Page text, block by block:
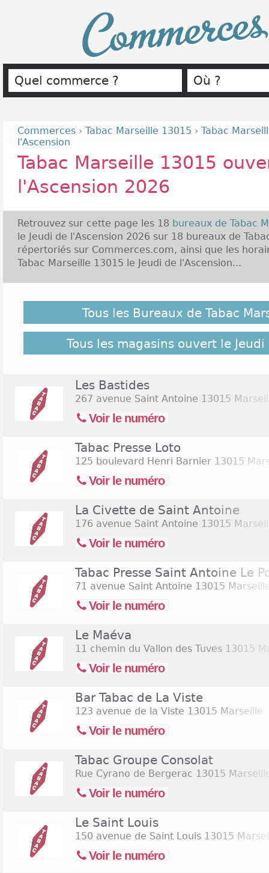
Commerces › Tabac Marseille 13015 › Tabac
l'Ascension
Tabac Marseille 13015
l'Ascension 2026
Retrouvez sur cette page les 18 bureaux de Tabac
le Jeudi de l'Ascension 2026 sur 18 bureaux de
répertoriés sur Commerces.com, ainsi que les
Tabac Marseille 13015 le Jeudi de l'Ascension...
ouverts le Jeudi de l'Ascension 2026 ne soient pas
lien suivant pour retrouver l'ensemble des Tabac
Commerces.com :18 bureaux de Tabac Marseille
Tous les Bureaux de Tabac
Tous les magasins ouvert le
Les Bastides
267 avenue Saint Antoine 13015
Voir le numéro
Tabac Presse Loto
125 boulevard Henri Barnier 13015
Voir le numéro
La Civette de Saint Antoine
176 avenue Saint Antoine 13015
Voir le numéro
Tabac Presse Saint Antoine Le
71 avenue Saint Antoine 13015
Voir le numéro
Le Maéva
11 chemin du Vallon des Tuves 13015
Voir le numéro
Bar Tabac de La Viste
123 avenue de la Viste 13015 Marseille
Voir le numéro
Tabac Groupe Consolat
Rue Cyrano de Bergerac 13015
Voir le numéro
Le Saint Louis
150 avenue de Saint Louis 13015
Voir le numéro